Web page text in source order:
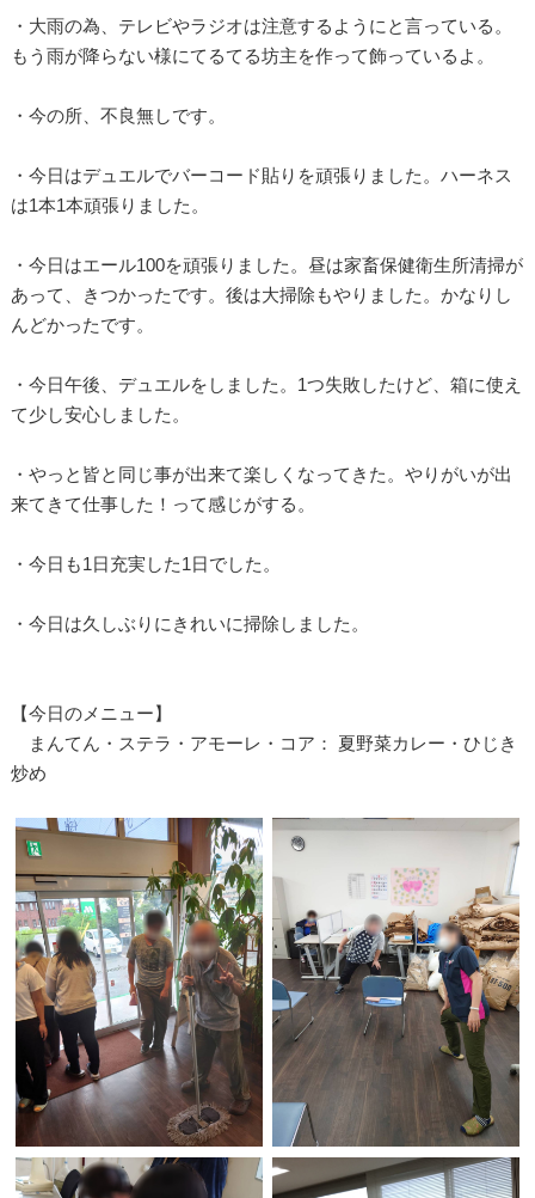
・大雨の為、テレビやラジオは注意するようにと言っている。
もう雨が降らない様にてるてる坊主を作って飾っているよ。
・今の所、不良無しです。
・今日はデュエルでバーコード貼りを頑張りました。ハーネス
は1本1本頑張りました。
・今日はエール100を頑張りました。昼は家畜保健衛生所清掃が
あって、きつかったです。後は大掃除もやりました。かなりし
んどかったです。
・今日午後、デュエルをしました。1つ失敗したけど、箱に使え
て少し安心しました。
・やっと皆と同じ事が出来て楽しくなってきた。やりがいが出
来てきて仕事した！って感じがする。
・今日も1日充実した1日でした。
・今日は久しぶりにきれいに掃除しました。
【今日のメニュー】
まんてん・ステラ・アモーレ・コア： 夏野菜カレー・ひじき
炒め